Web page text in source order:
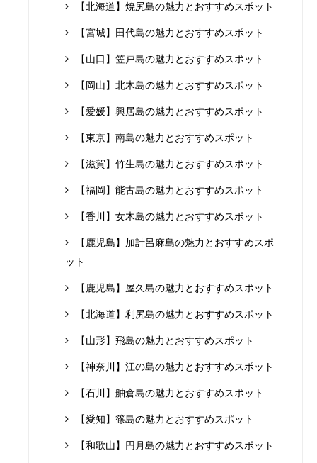
【北海道】焼尻島の魅力とおすすめスポット
【宮城】田代島の魅力とおすすめスポット
【山口】笠戸島の魅力とおすすめスポット
【岡山】北木島の魅力とおすすめスポット
【愛媛】興居島の魅力とおすすめスポット
【東京】南島の魅力とおすすめスポット
【滋賀】竹生島の魅力とおすすめスポット
【福岡】能古島の魅力とおすすめスポット
【香川】女木島の魅力とおすすめスポット
【鹿児島】加計呂麻島の魅力とおすすめスポ
ット
【鹿児島】屋久島の魅力とおすすめスポット
【北海道】利尻島の魅力とおすすめスポット
【山形】飛島の魅力とおすすめスポット
【神奈川】江の島の魅力とおすすめスポット
【石川】舳倉島の魅力とおすすめスポット
【愛知】篠島の魅力とおすすめスポット
【和歌山】円月島の魅力とおすすめスポット